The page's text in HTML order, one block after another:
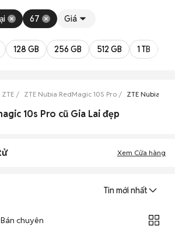
67 Giá
128 GB 256 GB 512 GB 1 TB
ZTE ZTE Nubia RedMagic 10S Pro ZTE Nubia
10s Pro cũ Gia Lai đẹp
Xem Cửa hàng
Tin mới nhất
Bán chuyên